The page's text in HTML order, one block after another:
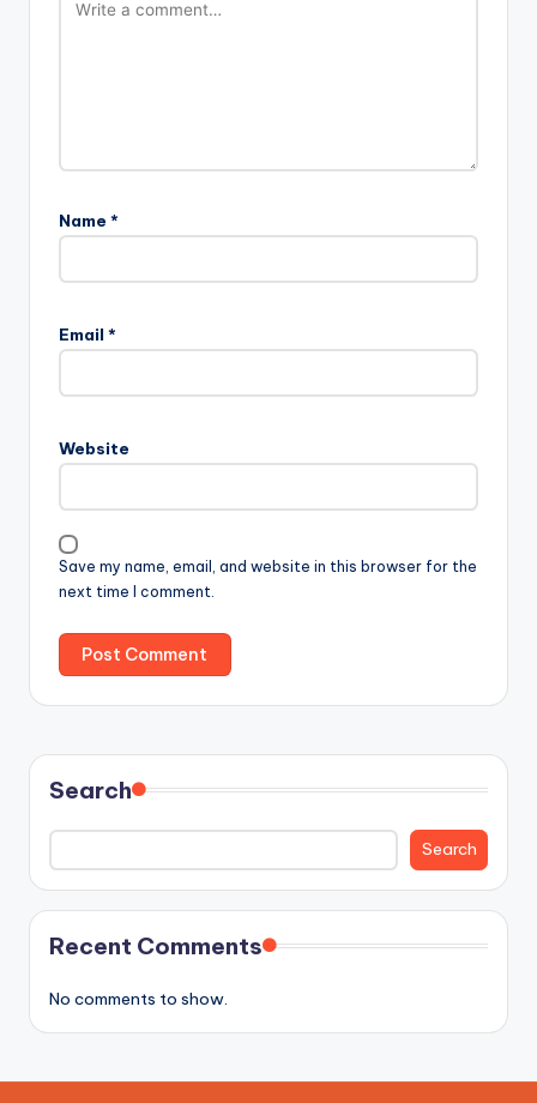
Name *
Email *
Website
Save my name, email, and website in this browser for the
next time I comment.
Search
Search
Recent Comments
No comments to show.